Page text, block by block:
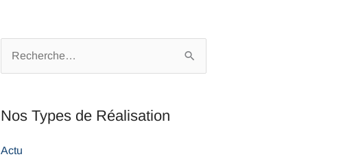
Rechercher :
Nos Types de Réalisation
Actu